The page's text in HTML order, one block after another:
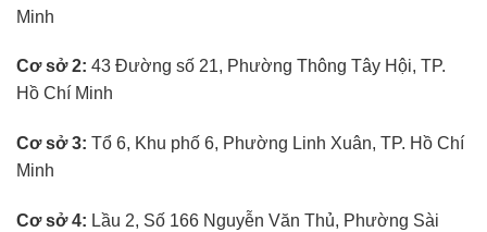
nghiệm
Minh
Cơ sở 2: 43 Đường số 21, Phường Thông Tây Hội, TP.
Hồ Chí Minh
Cơ sở 3: Tổ 6, Khu phố 6, Phường Linh Xuân, TP. Hồ Chí
Minh
Cơ sở 4: Lầu 2, Số 166 Nguyễn Văn Thủ, Phường Sài